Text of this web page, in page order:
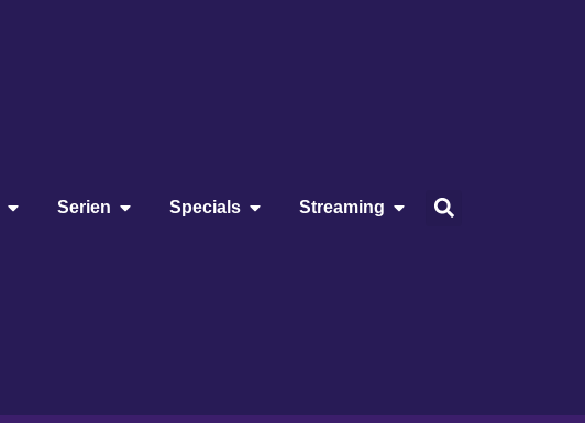
Serien Specials Streaming